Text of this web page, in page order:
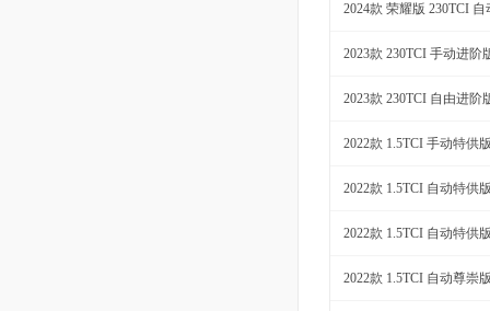
2024款 荣耀版 230TCI
2023款 230TCI 手动进阶
2023款 230TCI 自由进阶
2022款 1.5TCI 手动特供
2022款 1.5TCI 自动特供
2022款 1.5TCI 自动特供
2022款 1.5TCI 自动尊崇